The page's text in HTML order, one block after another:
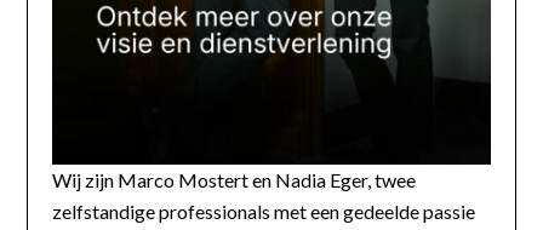
Wij zijn Marco Mostert en Nadia Eger, twee
zelfstandige professionals met een gedeelde passie